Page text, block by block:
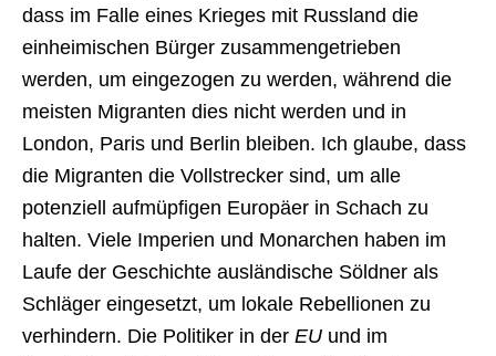
dass im Falle eines Krieges mit Russland die
einheimischen Bürger zusammengetrieben
werden, um eingezogen zu werden, während die
meisten Migranten dies nicht werden und in
London, Paris und Berlin bleiben. Ich glaube, dass
die Migranten die Vollstrecker sind, um alle
potenziell aufmüpfigen Europäer in Schach zu
halten. Viele Imperien und Monarchen haben im
Laufe der Geschichte ausländische Söldner als
Schläger eingesetzt, um lokale Rebellionen zu
verhindern. Die Politiker in der EU und im